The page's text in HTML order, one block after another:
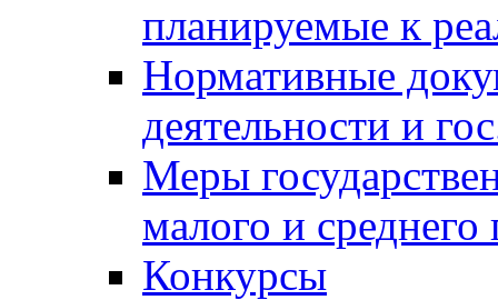
планируемые к
Нормативные
деятельности и
Меры
малого и среднего
Конкурсы